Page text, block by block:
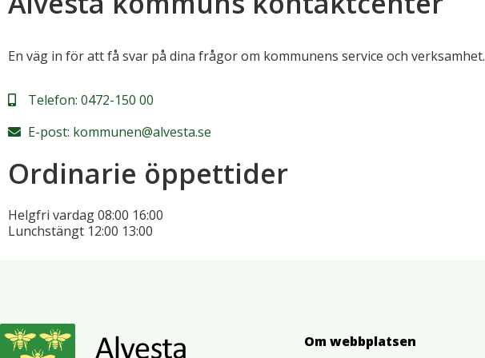
En väg in för att få svar på dina frågor om kommunens service och verksamhet.
Telefon: 0472-150 00
E-post: kommunen@alvesta.se
Ordinarie öppettider
Helgfri vardag08:00 16:00
Lunchstängt 12:00 13:00
Om webbplatsen